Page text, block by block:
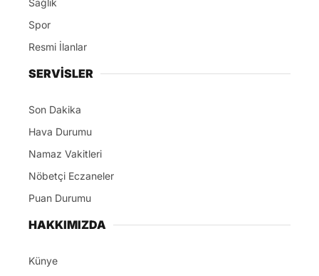
Sağlık
Spor
Resmi İlanlar
SERVİSLER
Son Dakika
Hava Durumu
Namaz Vakitleri
Nöbetçi Eczaneler
Puan Durumu
HAKKIMIZDA
Künye